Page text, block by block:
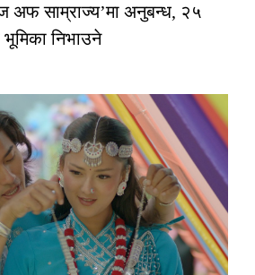
अफ साम्राज्य’मा अनुबन्ध, २५
निभाउने